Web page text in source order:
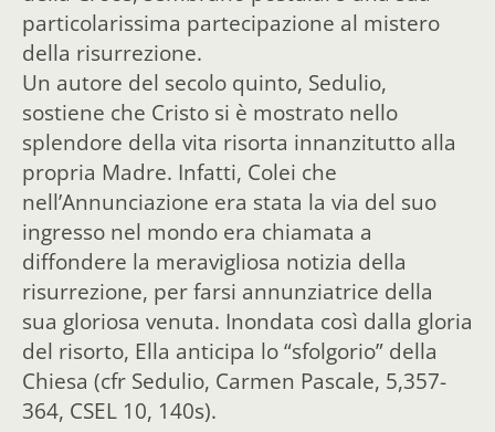
particolarissima partecipazione al mistero
della risurrezione.
Un autore del secolo quinto, Sedulio,
sostiene che Cristo si è mostrato nello
splendore della vita risorta innanzitutto alla
propria Madre. Infatti, Colei che
nell’Annunciazione era stata la via del suo
ingresso nel mondo era chiamata a
diffondere la meravigliosa notizia della
risurrezione, per farsi annunziatrice della
sua gloriosa venuta. Inondata così dalla gloria
del risorto, Ella anticipa lo “sfolgorio” della
Chiesa (cfr Sedulio, Carmen Pascale, 5,357-
364, CSEL 10, 140s).